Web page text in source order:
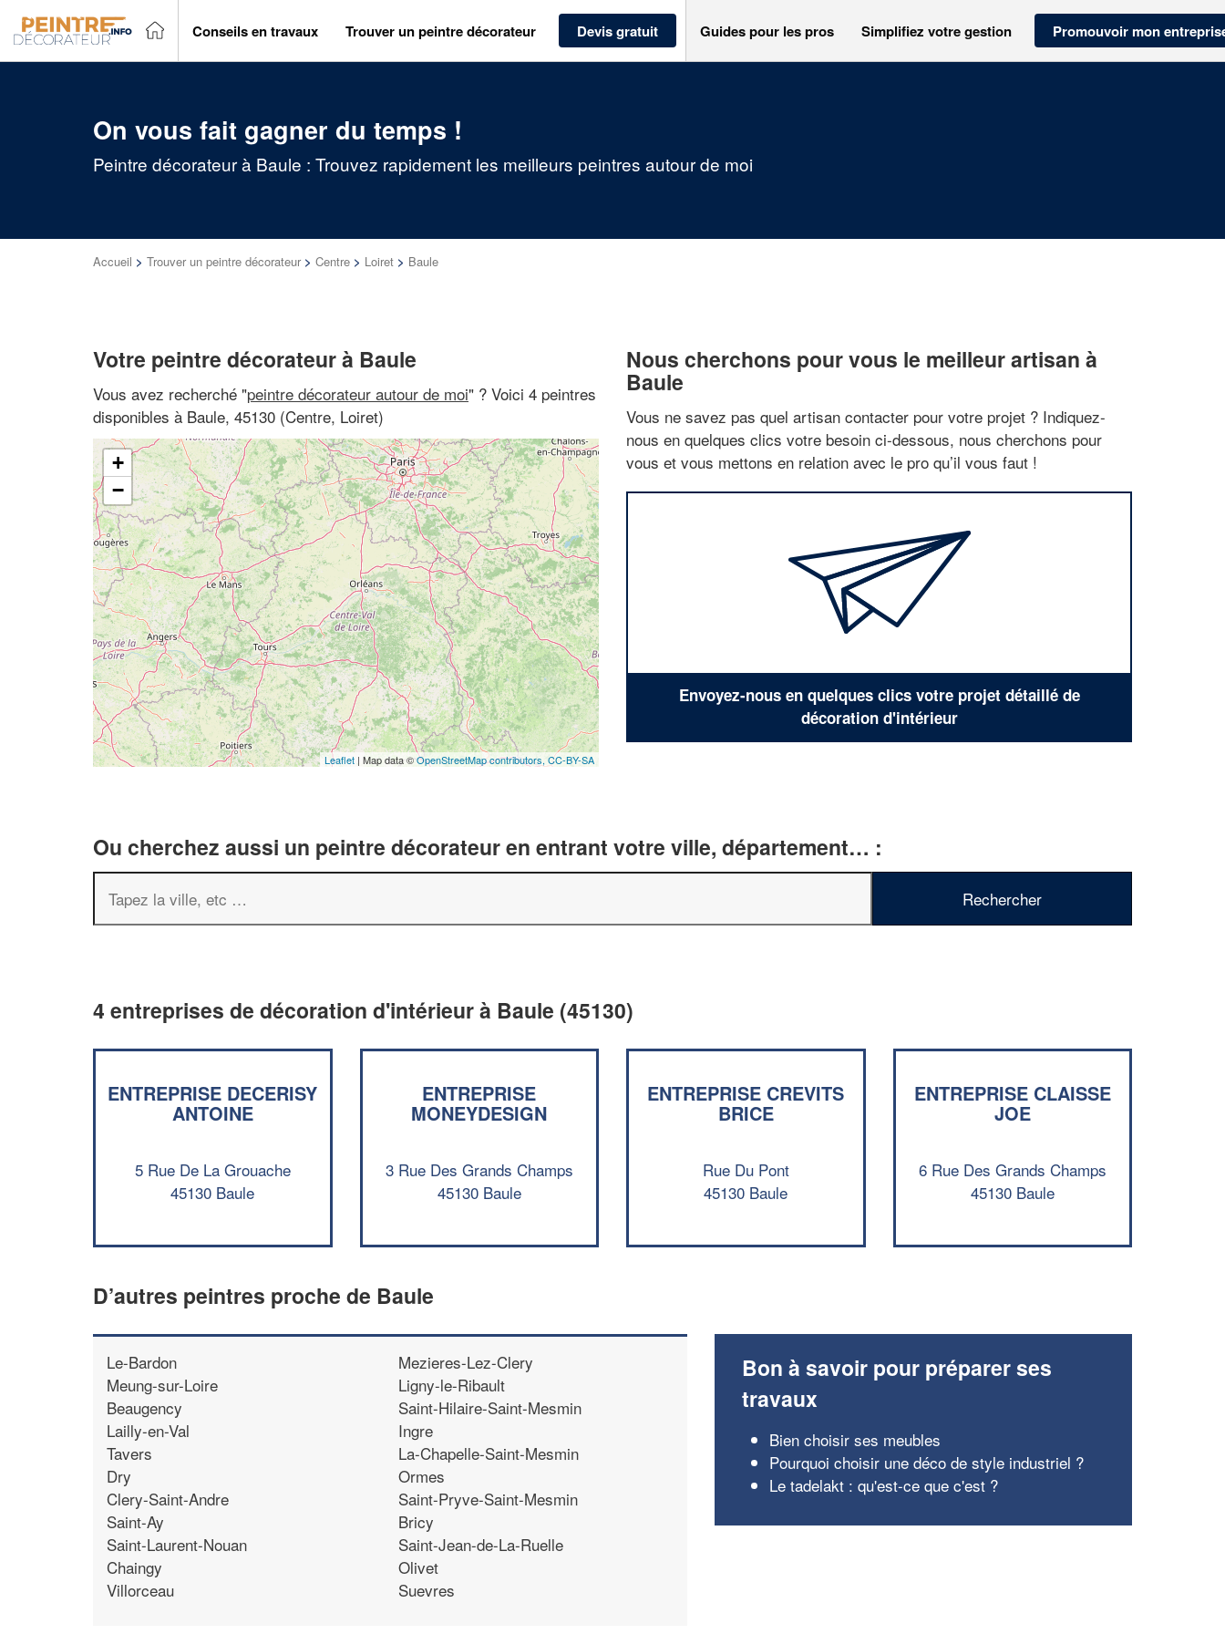
Conseils en travaux Trouver un peintre décorateur Devis gratuit Guides pour les pros Simplifiez votre gestion Promouvoir mon
On vous fait gagner du temps !
Peintre décorateur à Baule : Trouvez rapidement les meilleurs peintres autour de moi
Accueil > Trouver un peintre décorateur > Centre > Loiret > Baule
Votre peintre décorateur à Baule
Vous avez recherché "peintre décorateur autour de moi" ? Voici 4 peintres
disponibles à Baule, 45130 (Centre, Loiret)
+
−
Leaflet | Map data ©OpenStreetMap contributors, CC-BY-SA
Nous cherchons pour vous le meilleur artisan à
Baule
Vous ne savez pas quel artisan contacter pour votre projet ? Indiquez-
nous en quelques clics votre besoin ci-dessous, nous cherchons pour
vous et vous mettons en relation avec le pro qu’il vous faut !
Envoyez-nous en quelques clics votre projet détaillé de
décoration d'intérieur
Ou cherchez aussi un peintre décorateur en entrant votre ville, département… :
4 entreprises de décoration d'intérieur à Baule (45130)
ENTREPRISE DECERISY
ANTOINE
5 Rue De La Grouache
45130 Baule
ENTREPRISE
MONEYDESIGN
3 Rue Des Grands Champs
45130 Baule
ENTREPRISE CREVITS
BRICE
Rue Du Pont
45130 Baule
ENTREPRISE CLAISSE
JOE
6 Rue Des Grands Champs
45130 Baule
D’autres peintres proche de Baule
Le-Bardon
Meung-sur-Loire
Beaugency
Lailly-en-Val
Tavers
Dry
Clery-Saint-Andre
Saint-Ay
Saint-Laurent-Nouan
Chaingy
Villorceau
Mezieres-Lez-Clery
Ligny-le-Ribault
Saint-Hilaire-Saint-Mesmin
Ingre
La-Chapelle-Saint-Mesmin
Ormes
Saint-Pryve-Saint-Mesmin
Bricy
Saint-Jean-de-La-Ruelle
Olivet
Suevres
Bon à savoir pour préparer ses
travaux
Bien choisir ses meubles
Pourquoi choisir une déco de style industriel ?
Le tadelakt : qu'est-ce que c'est ?
Vous êtes un
professionnel ?